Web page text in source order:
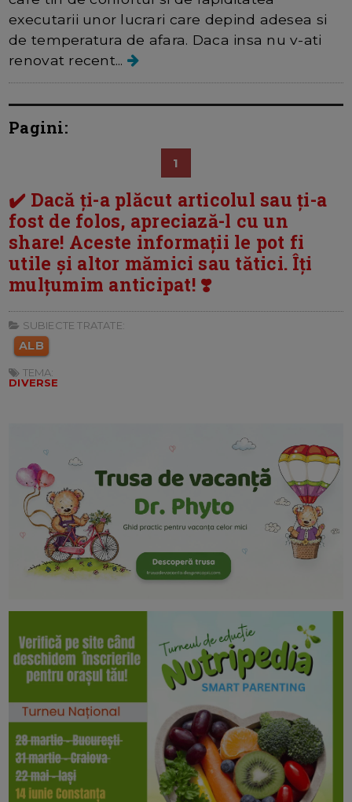
executarii unor lucrari care depind adesea si
de temperatura de afara. Daca insa nu v-ati
renovat recent...
Pagini:
1
✔️ Dacă ți-a plăcut articolul sau ți-a
fost de folos, apreciază-l cu un
share! Aceste informații le pot fi
utile și altor mămici sau tătici. Îți
mulțumim anticipat! ❣️
SUBIECTE TRATATE:
ALB
TEMA:
DIVERSE